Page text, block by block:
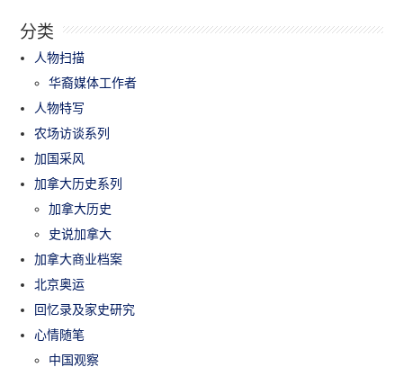
分类
人物扫描
华裔媒体工作者
人物特写
农场访谈系列
加国采风
加拿大历史系列
加拿大历史
史说加拿大
加拿大商业档案
北京奥运
回忆录及家史研究
心情随笔
中国观察